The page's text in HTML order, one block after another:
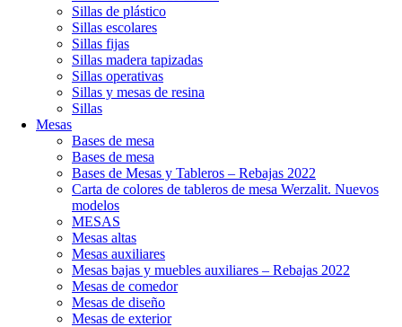
Sillas de plástico
Sillas escolares
Sillas fijas
Sillas madera tapizadas
Sillas operativas
Sillas y mesas de resina
Sillas
Mesas
Bases de mesa
Bases de mesa
Bases de Mesas y Tableros – Rebajas 2022
Carta de colores de tableros de mesa Werzalit. Nuevos
modelos
MESAS
Mesas altas
Mesas auxiliares
Mesas bajas y muebles auxiliares – Rebajas 2022
Mesas de comedor
Mesas de diseño
Mesas de exterior